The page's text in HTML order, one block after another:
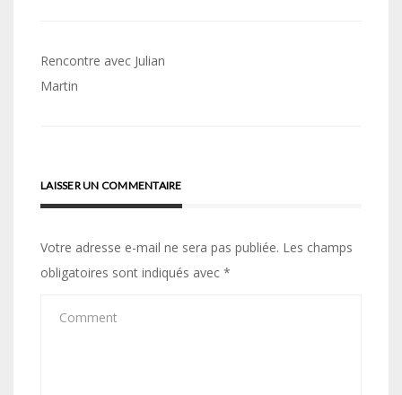
Navigation
de
Rencontre avec Julian
Martin
LAISSER UN COMMENTAIRE
Votre adresse e-mail ne sera pas publiée. Les champs
obligatoires sont indiqués avec *